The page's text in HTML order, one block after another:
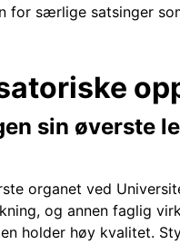
for særlige satsinger
sin øverste
organet ved
og annen faglig
holder høy kvalitet.